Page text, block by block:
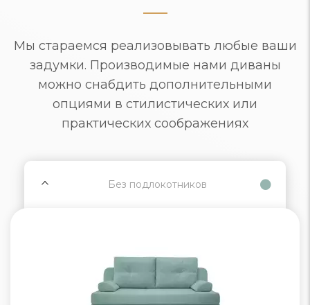
Мы стараемся реализовывать любые ваши
задумки. Производимые нами диваны
можно снабдить дополнительными
опциями в стилистических или
практических соображениях
Без подлокотников